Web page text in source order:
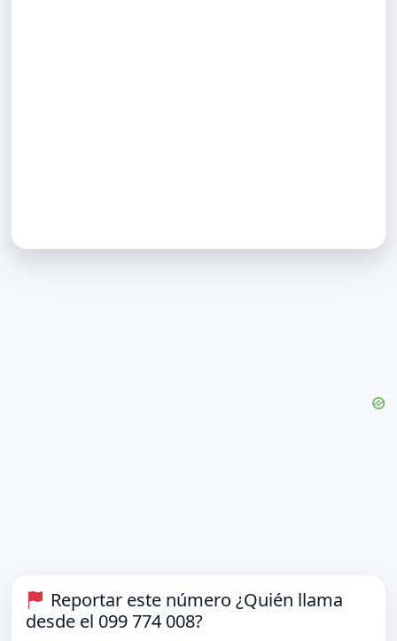
Reportar este número ¿Quién llama
desde el 099 774 008?